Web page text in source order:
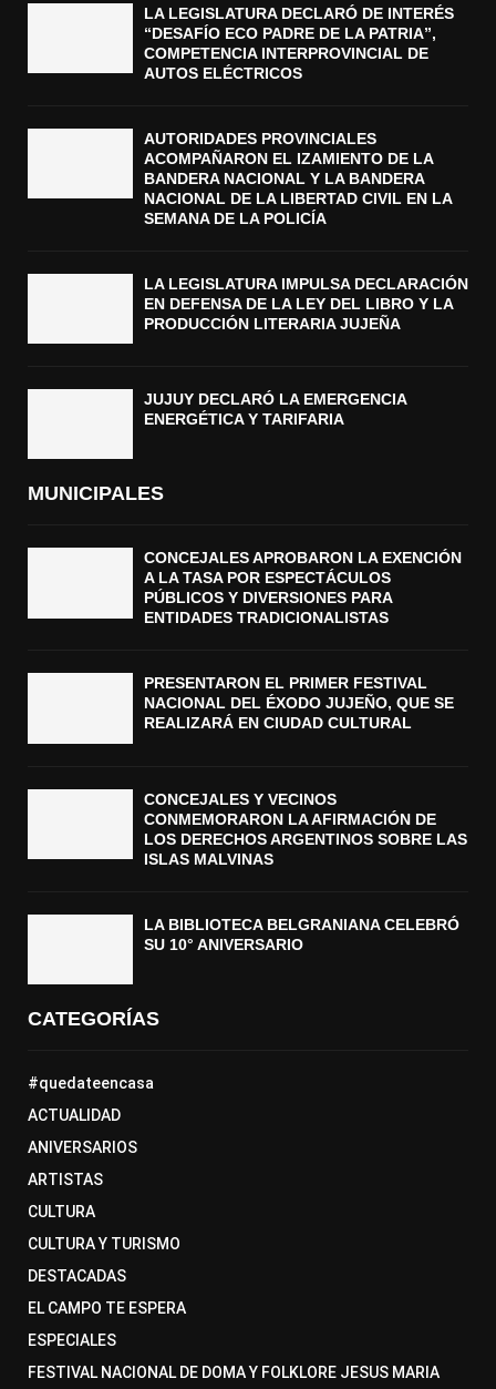
LA LEGISLATURA DECLARÓ DE INTERÉS
“DESAFÍO ECO PADRE DE LA PATRIA”,
COMPETENCIA INTERPROVINCIAL DE
AUTOS ELÉCTRICOS
AUTORIDADES PROVINCIALES
ACOMPAÑARON EL IZAMIENTO DE LA
BANDERA NACIONAL Y LA BANDERA
NACIONAL DE LA LIBERTAD CIVIL EN LA
SEMANA DE LA POLICÍA
LA LEGISLATURA IMPULSA DECLARACIÓN
EN DEFENSA DE LA LEY DEL LIBRO Y LA
PRODUCCIÓN LITERARIA JUJEÑA
JUJUY DECLARÓ LA EMERGENCIA
ENERGÉTICA Y TARIFARIA
MUNICIPALES
CONCEJALES APROBARON LA EXENCIÓN
A LA TASA POR ESPECTÁCULOS
PÚBLICOS Y DIVERSIONES PARA
ENTIDADES TRADICIONALISTAS
PRESENTARON EL PRIMER FESTIVAL
NACIONAL DEL ÉXODO JUJEÑO, QUE SE
REALIZARÁ EN CIUDAD CULTURAL
CONCEJALES Y VECINOS
CONMEMORARON LA AFIRMACIÓN DE
LOS DERECHOS ARGENTINOS SOBRE LAS
ISLAS MALVINAS
LA BIBLIOTECA BELGRANIANA CELEBRÓ
SU 10° ANIVERSARIO
CATEGORÍAS
#quedateencasa
ACTUALIDAD
ANIVERSARIOS
ARTISTAS
CULTURA
CULTURA Y TURISMO
DESTACADAS
EL CAMPO TE ESPERA
ESPECIALES
FESTIVAL NACIONAL DE DOMA Y FOLKLORE JESUS MARIA